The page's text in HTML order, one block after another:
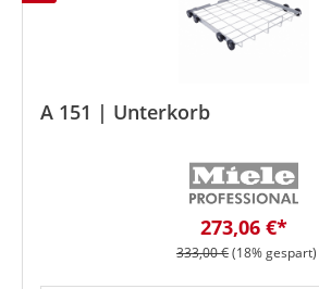
A 151 | Unterkorb
Verkaufspreis:
273,06 €*
Regulärer Preis:
333,00 €(18% gespart)